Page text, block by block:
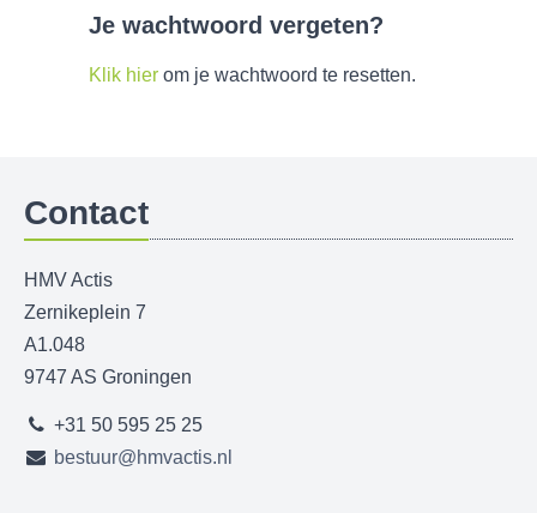
Je wachtwoord vergeten?
Klik hier om je wachtwoord te resetten.
Contact
HMV Actis
Zernikeplein 7
A1.048
9747 AS Groningen
+31 50 595 25 25
bestuur@hmvactis.nl